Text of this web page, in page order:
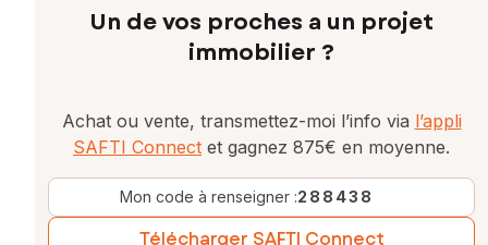
Un de vos proches a un projet
immobilier ?
Achat ou vente, transmettez-moi l’info via l’appli
SAFTI Connect et gagnez 875€ en moyenne.
Mon code à renseigner :288438
Télécharger SAFTI Connect